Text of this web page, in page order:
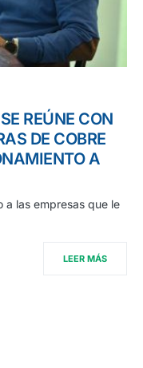
REÚNE CON
DE COBRE
A
a las empresas que le
LEER MÁS